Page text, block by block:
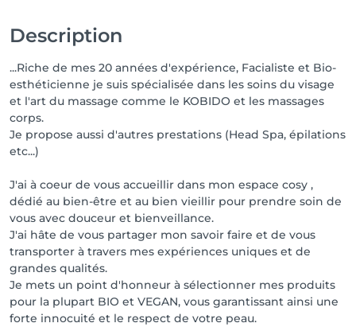
Description
...Riche de mes 20 années d'expérience, Facialiste et Bio-
esthéticienne je suis spécialisée dans les soins du visage
et l'art du massage comme le KOBIDO et les massages
corps.
Je propose aussi d'autres prestations (Head Spa, épilations
etc...)
J'ai à coeur de vous accueillir dans mon espace cosy ,
dédié au bien-être et au bien vieillir pour prendre soin de
vous avec douceur et bienveillance.
J'ai hâte de vous partager mon savoir faire et de vous
transporter à travers mes expériences uniques et de
grandes qualités.
Je mets un point d'honneur à sélectionner mes produits
pour la plupart BIO et VEGAN, vous garantissant ainsi une
forte innocuité et le respect de votre peau.